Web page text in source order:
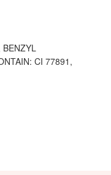
BENZYL
CI 77891,